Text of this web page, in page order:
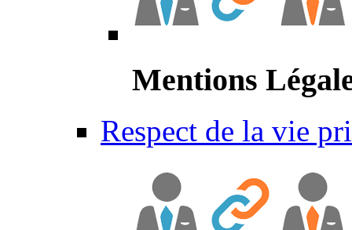
Mentions
Respect de la vie